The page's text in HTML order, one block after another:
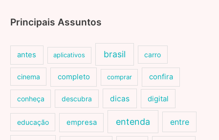
Principais Assuntos
antes aplicativos brasil carro
cinema completo comprar confira
conheça descubra dicas digital
educação empresa entenda entre